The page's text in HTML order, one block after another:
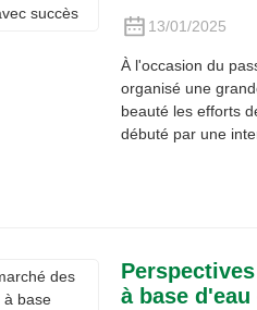
13/01/2025
À l'occasion du
organisé une
beauté les efforts
débuté par une
à base d'eau